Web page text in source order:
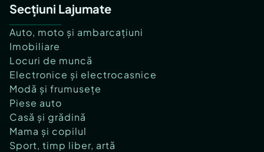
Secțiuni Lajumate
Auto, moto și ambarcațiuni
Imobiliare
Locuri de muncă
Electronice și electrocasnice
Modă și frumusețe
Piese auto
Casă și grădină
Mama și copilul
Sport, timp liber, artă